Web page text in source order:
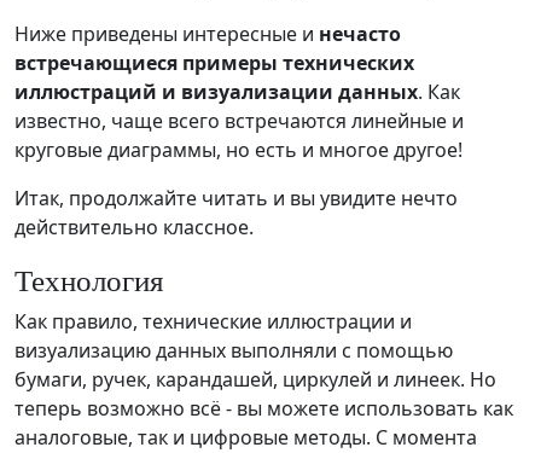
Ниже приведены интересные и нечасто
встречающиеся примеры технических
иллюстраций и визуализации данных. Как
известно, чаще всего встречаются линейные и
круговые диаграммы, но есть и многое другое!
Итак, продолжайте читать и вы увидите нечто
действительно классное.
Технология
Как правило, технические иллюстрации и
визуализацию данных выполняли с помощью
бумаги, ручек, карандашей, циркулей и линеек. Но
теперь возможно всё - вы можете использовать как
аналоговые, так и цифровые методы. С момента